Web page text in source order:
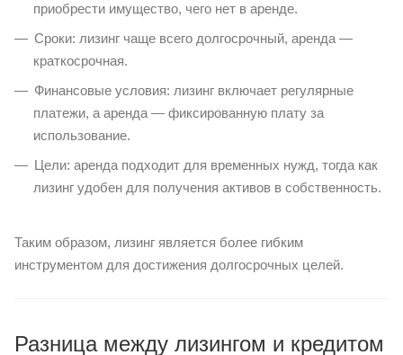
приобрести имущество, чего нет в аренде.
Сроки: лизинг чаще всего долгосрочный, аренда —
краткосрочная.
Финансовые условия: лизинг включает регулярные
платежи, а аренда — фиксированную плату за
использование.
Цели: аренда подходит для временных нужд, тогда как
лизинг удобен для получения активов в собственность.
Таким образом, лизинг является более гибким
инструментом для достижения долгосрочных целей.
Разница между лизингом и кредитом